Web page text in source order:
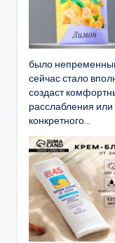
было
сейчас стало
создаст
расслабления
конкретного...